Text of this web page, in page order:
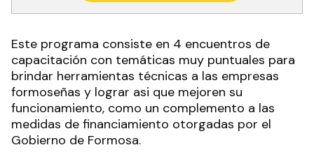
Este programa consiste en 4 encuentros de
capacitación con temáticas muy puntuales para
brindar herramientas técnicas a las empresas
formoseñas y lograr asi que mejoren su
funcionamiento, como un complemento a las
medidas de financiamiento otorgadas por el
Gobierno de Formosa.